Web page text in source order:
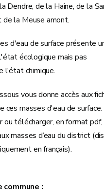
Dendre, de la Haine, de la
la Meuse amont.
d'eau de surface présente
écologique mais pas
l'état chimique.
vous donne accès aux
ces masses d'eau de surface.
ou télécharger, en format
masses d’eau du district
en français).
commune :